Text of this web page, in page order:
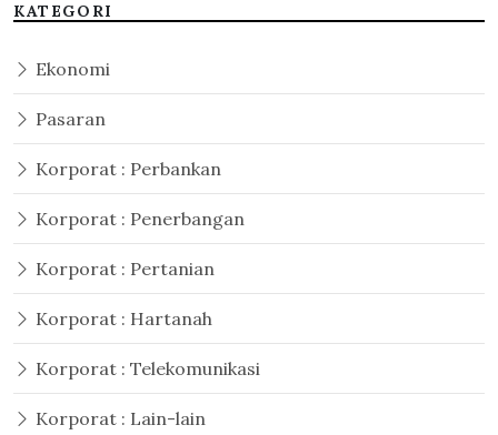
KATEGORI
Ekonomi
Pasaran
Korporat : Perbankan
Korporat : Penerbangan
Korporat : Pertanian
Korporat : Hartanah
Korporat : Telekomunikasi
Korporat : Lain-lain